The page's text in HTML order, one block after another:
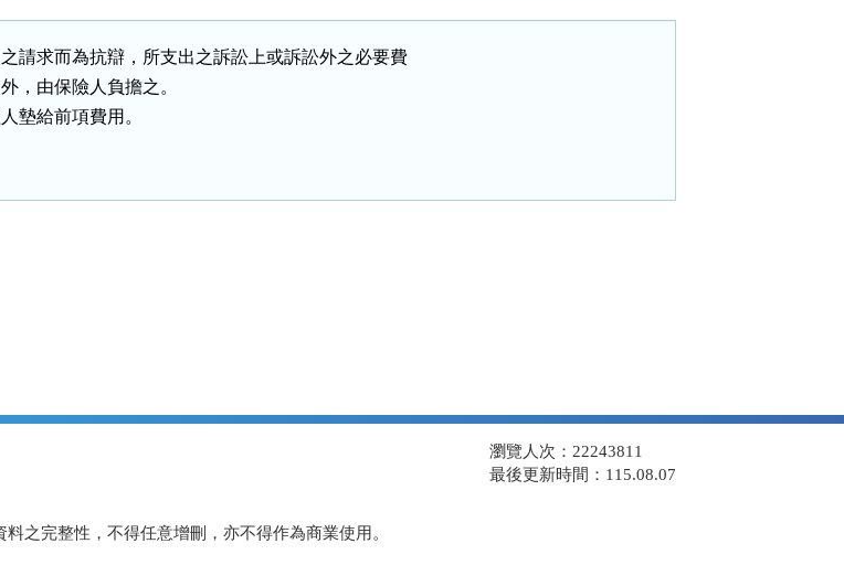
請求而為抗辯，所支出之訴訟上或訴訟外之必要費
，由保險人負擔之。
墊給前項費用。
之完整性，不得任意增刪，亦不得作為商業使用。
瀏覽人次：22243811
最後更新時間：115.08.07